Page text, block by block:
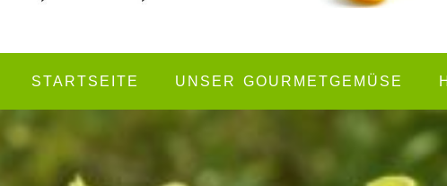
STARTSEITE UNSER GOURMETGEMÜSE